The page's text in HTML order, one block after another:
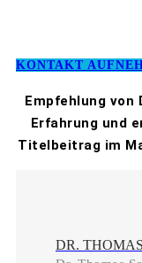
KONTAKT
Empfehlung von
Erfahrung und
Titelbeitrag im
DR.